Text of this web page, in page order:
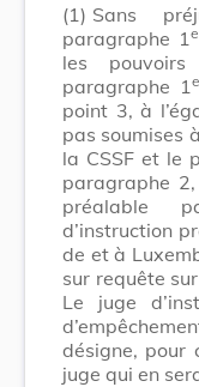
(1) Sans
paragraphe 1
les
paragraphe 1
point 3, à
pas soumises
la CSSF et le
paragraphe
préalable
d’instruction
de et à
sur requête
Le juge
désigne, pour
juge qui en